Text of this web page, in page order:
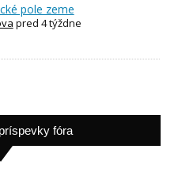
pole zeme
pred 4 týždne
fóra